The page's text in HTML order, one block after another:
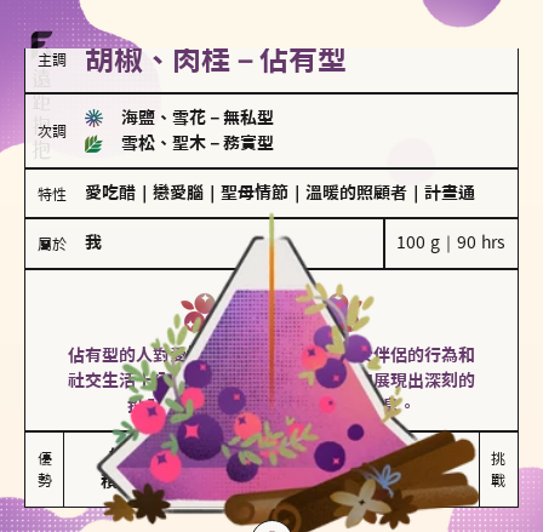
主調 胡椒、肉桂－佔有型
次調
海鹽、雪花 － 無私型
雪松、聖木 － 務實型
特性 愛吃醋 戀愛腦 聖母情節 溫暖的照顧者 計畫通
屬於 我 100 g｜90 hrs
佔有型
胡椒、肉桂
佔有型的人對愛情有強烈的保護欲，對於伴侶的行為和
社交生活十分敏感、容易吃醋。在關係中展現出深刻的
投入和激情，但也可能讓人感到窒息。
優
勢
能建立緊密關係
積極維繫關係熱度
嫉妒心較強
可能出現控制欲
挑
戰